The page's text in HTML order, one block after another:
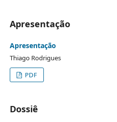
Apresentação
Apresentação
Thiago Rodrigues
PDF
Dossiê